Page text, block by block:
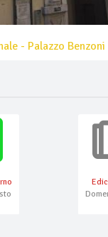
- Palazzo Benzoni